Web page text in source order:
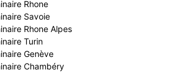
Rhone
Savoie
Rhone Alpes
Turin
Genève
Chambéry